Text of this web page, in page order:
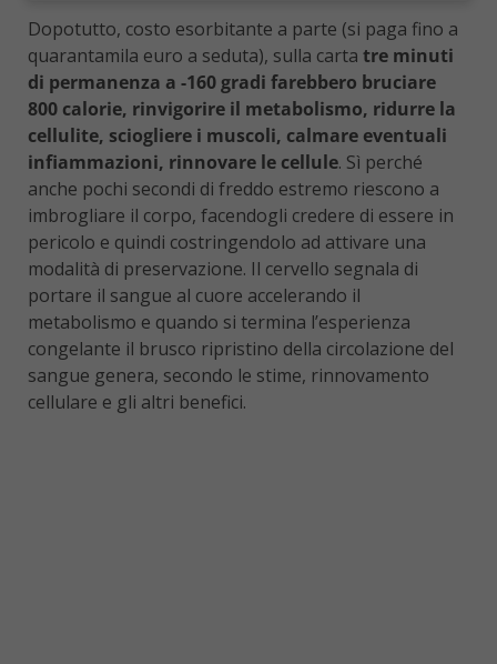
Dopotutto, costo esorbitante a parte (si paga fino a
quarantamila euro a seduta), sulla carta tre minuti
di permanenza a -160 gradi farebbero bruciare
800 calorie, rinvigorire il metabolismo, ridurre la
cellulite, sciogliere i muscoli, calmare eventuali
infiammazioni, rinnovare le cellule. Sì perché
anche pochi secondi di freddo estremo riescono a
imbrogliare il corpo, facendogli credere di essere in
pericolo e quindi costringendolo ad attivare una
modalità di preservazione. Il cervello segnala di
portare il sangue al cuore accelerando il
metabolismo e quando si termina l’esperienza
congelante il brusco ripristino della circolazione del
sangue genera, secondo le stime, rinnovamento
cellulare e gli altri benefici.